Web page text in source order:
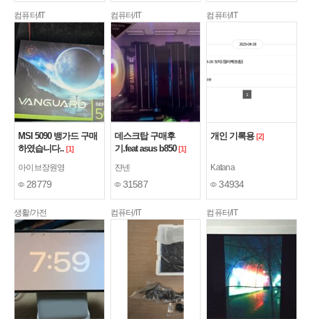
컴퓨터/IT
MSI 5090 뱅가드 구매
하였습니다.. [1]
아이브장원영
28779
컴퓨터/IT
데스크탑 구매후
기.feat asus b850 [1]
쟌넨
31587
컴퓨터/IT
개인 기록용 [2]
Katana
34934
생활/가전 컴퓨터/IT 컴퓨터/IT